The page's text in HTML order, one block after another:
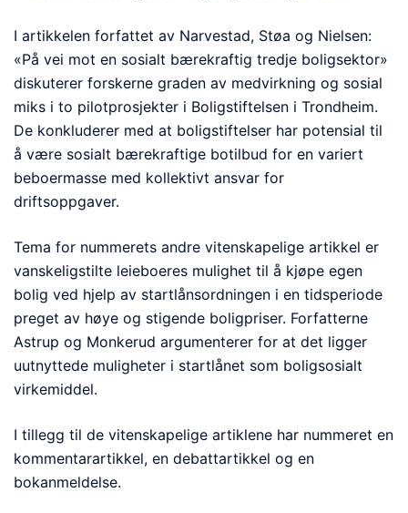
I artikkelen forfattet av Narvestad, Støa og Nielsen:
«På vei mot en sosialt bærekraftig tredje boligsektor»
diskuterer forskerne graden av medvirkning og sosial
miks i to pilotprosjekter i Boligstiftelsen i Trondheim.
De konkluderer med at boligstiftelser har potensial til
å være sosialt bærekraftige botilbud for en variert
beboermasse med kollektivt ansvar for
driftsoppgaver.
Tema for nummerets andre vitenskapelige artikkel er
vanskeligstilte leieboeres mulighet til å kjøpe egen
bolig ved hjelp av startlånsordningen i en tidsperiode
preget av høye og stigende boligpriser. Forfatterne
Astrup og Monkerud argumenterer for at det ligger
uutnyttede muligheter i startlånet som boligsosialt
virkemiddel.
I tillegg til de vitenskapelige artiklene har nummeret en
kommentarartikkel, en debattartikkel og en
bokanmeldelse.